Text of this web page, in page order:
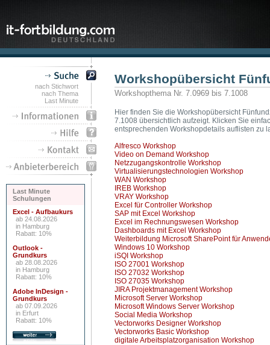
nach Stichwort
nach Thema
Last Minute
Last Minute
Schulungen
Excel - Aufbaukurs
ab 24.08.2026
in Hamburg
Rabatt: 10%
Outlook -
Grundkurs
ab 28.08.2026
in Hamburg
Rabatt: 10%
Adobe InDesign -
Grundkurs
ab 07.09.2026
in Erfurt
Rabatt: 10%
Workshopübersicht
Workshopthema Nr. 7.0969 bis 7.1008
Hier finden Sie die Workshopübersicht
7.1008 übersichtlich aufzeigt. Klicken Sie
entsprechenden Workshopdetails auflisten zu
Alfresco Workshop
Video on Demand Workshop
Netzzugangskontrolle Workshop
Virtualisierungstechnologien Workshop
WAN Workshop
IREB Workshop
VRAY Workshop
Excel für Controller Workshop
SAP mit Excel Workshop
Excel im Rechnungswesen Workshop
Dashboards mit Excel Workshop
Weiterbildung Microsoft SharePoint für
Windows 10 Workshop
iSQI Workshop
ISO 27001 Workshop
ISO 27032 Workshop
ISO 27035 Workshop
JIRA Projektmanagement Workshop
Microsoft Server Workshop
Microsoft Windows Server Workshop
Social Media Workshop
Vectorworks Designer Workshop
Vectorworks Basic Workshop
digitale Arbeitsplatzorganisation Workshop